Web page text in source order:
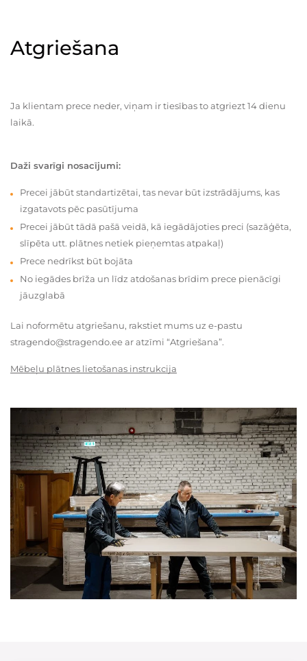
Atgriešana
Ja klientam prece neder, viņam ir tiesības to atgriezt 14 dienu
laikā.
Daži svarīgi nosacījumi:
Precei jābūt standartizētai, tas nevar būt izstrādājums, kas
izgatavots pēc pasūtījuma
Precei jābūt tādā pašā veidā, kā iegādājoties preci (sazāģēta,
slīpēta utt. plātnes netiek pieņemtas atpakaļ)
Prece nedrīkst būt bojāta
No iegādes brīža un līdz atdošanas brīdim prece pienācīgi
jāuzglabā
Lai noformētu atgriešanu, rakstiet mums uz e-pastu
stragendo@stragendo.ee ar atzīmi “Atgriešana”.
Mēbeļu plātnes lietošanas instrukcija